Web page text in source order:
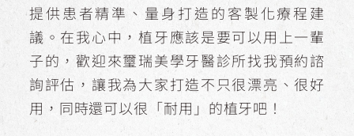
提供患者精準、量身打造的客製化療程建
議。在我心中，植牙應該是要可以用上一輩
子的，歡迎來璽瑞美學牙醫診所找我預約諮
詢評估，讓我為大家打造不只很漂亮、很好
用，同時還可以很「耐用」的植牙吧！